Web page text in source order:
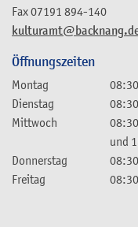
Fax07191 894-140
Öffnungszeiten
Montag
Dienstag
Mittwoch
und
Donnerstag
Freitag